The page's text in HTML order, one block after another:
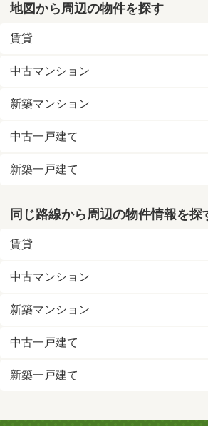
地図から周辺の物件を探す
賃貸
中古マンション
新築マンション
中古一戸建て
新築一戸建て
同じ路線から周辺の物件情報を探
賃貸
中古マンション
新築マンション
中古一戸建て
新築一戸建て